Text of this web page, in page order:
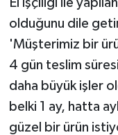
olduğunu dile
'Müşterimiz bir
4 gün teslim
daha büyük işler
belki 1 ay, hatta
güzel bir ürün